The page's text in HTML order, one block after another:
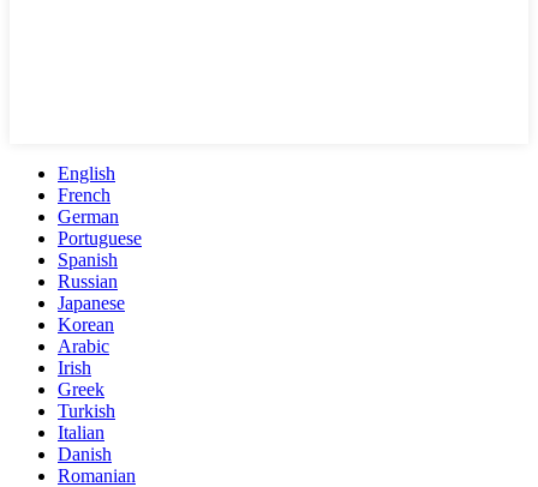
English
French
German
Portuguese
Spanish
Russian
Japanese
Korean
Arabic
Irish
Greek
Turkish
Italian
Danish
Romanian